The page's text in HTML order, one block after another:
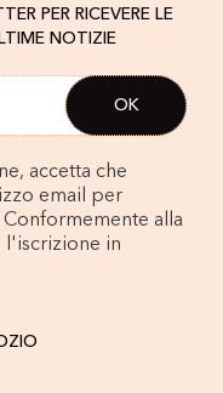
PER RICEVERE LE
NOTIZIE
accetta che
email per
alla
l'iscrizione in